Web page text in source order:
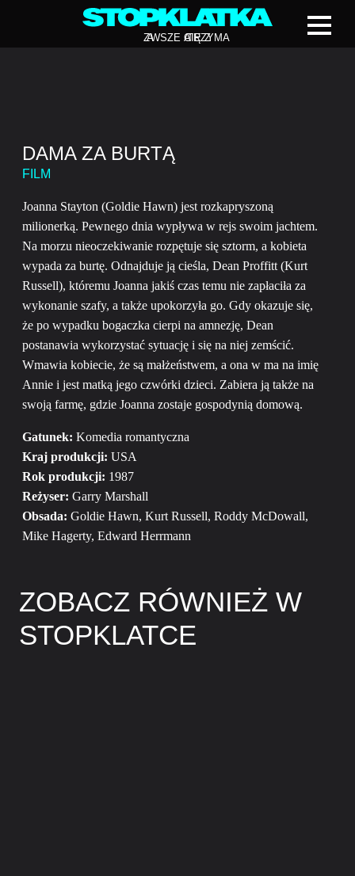
ZAWSZE CIĘ Z
ATRZYMA
DAMA ZA BURTĄ
FILM
Joanna Stayton (Goldie Hawn) jest rozkapryszoną
milionerką. Pewnego dnia wypływa w rejs swoim jachtem.
Na morzu nieoczekiwanie rozpętuje się sztorm, a kobieta
wypada za burtę. Odnajduje ją cieśla, Dean Proffitt (Kurt
Russell), któremu Joanna jakiś czas temu nie zapłaciła za
wykonanie szafy, a także upokorzyła go. Gdy okazuje się,
że po wypadku bogaczka cierpi na amnezję, Dean
postanawia wykorzystać sytuację i się na niej zemścić.
Wmawia kobiecie, że są małżeństwem, a ona w ma na imię
Annie i jest matką jego czwórki dzieci. Zabiera ją także na
swoją farmę, gdzie Joanna zostaje gospodynią domową.
Gatunek: Komedia romantyczna
Kraj produkcji: USA
Rok produkcji: 1987
Reżyser: Garry Marshall
Obsada: Goldie Hawn, Kurt Russell, Roddy McDowall,
Mike Hagerty, Edward Herrmann
ZOBACZ RÓWNIEŻ W
STOPKLATCE